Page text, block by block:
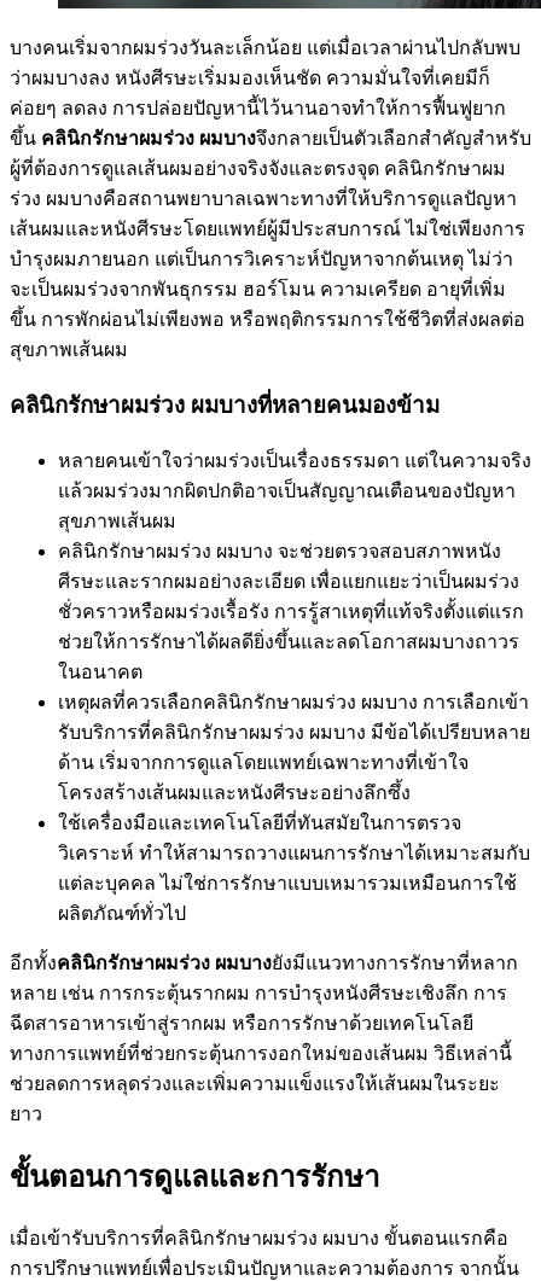
บางคนเริ่มจากผมร่วงวันละเล็กน้อย แต่เมื่อเวลาผ่านไปกลับพบ
ว่าผมบางลง หนังศีรษะเริ่มมองเห็นชัด ความมั่นใจที่เคยมีก็
ค่อยๆ ลดลง การปล่อยปัญหานี้ไว้นานอาจทำให้การฟื้นฟูยาก
ขึ้น คลินิกรักษาผมร่วง ผมบางจึงกลายเป็นตัวเลือกสำคัญสำหรับ
ผู้ที่ต้องการดูแลเส้นผมอย่างจริงจังและตรงจุด คลินิกรักษาผม
ร่วง ผมบางคือสถานพยาบาลเฉพาะทางที่ให้บริการดูแลปัญหา
เส้นผมและหนังศีรษะโดยแพทย์ผู้มีประสบการณ์ ไม่ใช่เพียงการ
บำรุงผมภายนอก แต่เป็นการวิเคราะห์ปัญหาจากต้นเหตุ ไม่ว่า
จะเป็นผมร่วงจากพันธุกรรม ฮอร์โมน ความเครียด อายุที่เพิ่ม
ขึ้น การพักผ่อนไม่เพียงพอ หรือพฤติกรรมการใช้ชีวิตที่ส่งผลต่อ
สุขภาพเส้นผม
คลินิกรักษาผมร่วง ผมบางที่หลายคนมองข้าม
หลายคนเข้าใจว่าผมร่วงเป็นเรื่องธรรมดา แต่ในความจริง
แล้วผมร่วงมากผิดปกติอาจเป็นสัญญาณเตือนของปัญหา
สุขภาพเส้นผม
คลินิกรักษาผมร่วง ผมบาง จะช่วยตรวจสอบสภาพหนัง
ศีรษะและรากผมอย่างละเอียด เพื่อแยกแยะว่าเป็นผมร่วง
ชั่วคราวหรือผมร่วงเรื้อรัง การรู้สาเหตุที่แท้จริงตั้งแต่แรก
ช่วยให้การรักษาได้ผลดียิ่งขึ้นและลดโอกาสผมบางถาวร
ในอนาคต
เหตุผลที่ควรเลือกคลินิกรักษาผมร่วง ผมบาง การเลือกเข้า
รับบริการที่คลินิกรักษาผมร่วง ผมบาง มีข้อได้เปรียบหลาย
ด้าน เริ่มจากการดูแลโดยแพทย์เฉพาะทางที่เข้าใจ
โครงสร้างเส้นผมและหนังศีรษะอย่างลึกซึ้ง
ใช้เครื่องมือและเทคโนโลยีที่ทันสมัยในการตรวจ
วิเคราะห์ ทำให้สามารถวางแผนการรักษาได้เหมาะสมกับ
แต่ละบุคคล ไม่ใช่การรักษาแบบเหมารวมเหมือนการใช้
ผลิตภัณฑ์ทั่วไป
อีกทั้งคลินิกรักษาผมร่วง ผมบางยังมีแนวทางการรักษาที่หลาก
หลาย เช่น การกระตุ้นรากผม การบำรุงหนังศีรษะเชิงลึก การ
ฉีดสารอาหารเข้าสู่รากผม หรือการรักษาด้วยเทคโนโลยี
ทางการแพทย์ที่ช่วยกระตุ้นการงอกใหม่ของเส้นผม วิธีเหล่านี้
ช่วยลดการหลุดร่วงและเพิ่มความแข็งแรงให้เส้นผมในระยะ
ยาว
ขั้นตอนการดูแลและการรักษา
เมื่อเข้ารับบริการที่คลินิกรักษาผมร่วง ผมบาง ขั้นตอนแรกคือ
การปรึกษาแพทย์เพื่อประเมินปัญหาและความต้องการ จากนั้น